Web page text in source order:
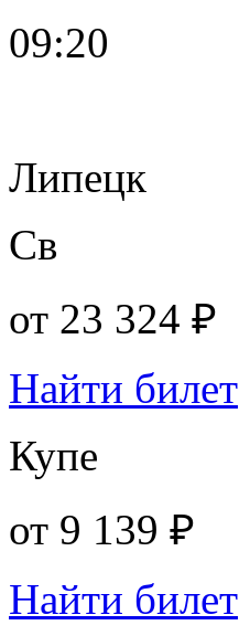
09:20
Липецк
Св
от 23 324 ₽
Найти билет
Купе
от 9 139 ₽
Найти билет